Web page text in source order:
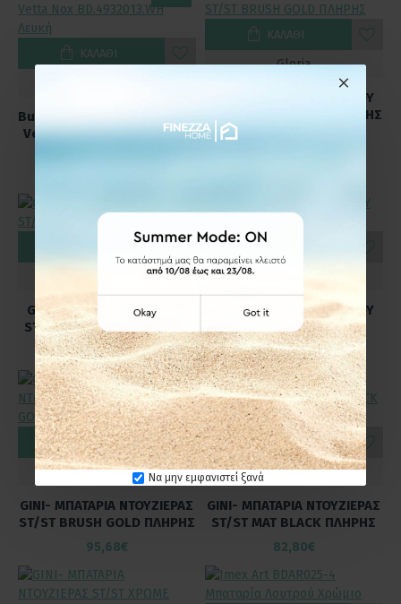
Να μην εμφανιστεί ξανά
Buades Μπαταρία Λουτρού
Vetta Nox BD.4932013.WH
ΚΑΛΆΘΙ
Gloria
GINI - ΜΠΑΤΑΡΙΑ ΛΟΥΤΡΟΥ
ST/ST BRUSH GOLD ΠΛΗΡΗΣ
ΚΑΛΆΘΙ
GINI - ΜΠΑΤΑΡΙΑ ΛΟΥΤΡΟΥ
ST/ST MAT BLACK ΠΛΗΡΗΣ
99,36€
GINI - ΜΠΑΤΑΡΙΑ ΛΟΥΤΡΟΥ
ST/ST ΧΡΩΜΕ ΠΛΗΡΗΣ
86,48€
Gloria
GINI- ΜΠΑΤΑΡΙΑ ΝΤΟΥΖΙΕΡΑΣ
ST/ST BRUSH GOLD ΠΛΗΡΗΣ
95,68€
ΚΑΛΆΘΙ
Gloria
GINI- ΜΠΑΤΑΡΙΑ ΝΤΟΥΖΙΕΡΑΣ
ST/ST MAT BLACK ΠΛΗΡΗΣ
82,80€
ΚΑΛΆΘΙ